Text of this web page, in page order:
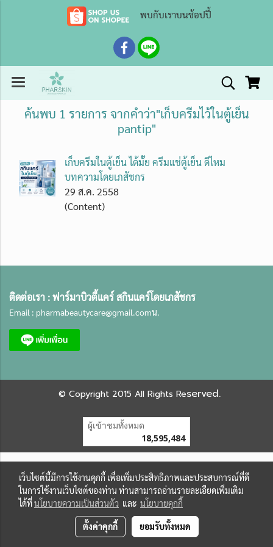
พบกับเราบนช้อปปี้
ค้นพบ 1 รายการ จากคำว่า"เก็บครีมไว้ในตู้เย็น
pantip"
เก็บครีมในตู้เย็น ได้มั้ย ครีมแช่ตู้เย็น ดีไหม
บทความโดยเภสัชกร
29 ส.ค. 2558
(Content)
ติดต่อเรา :ฟาร์มาบิวตี้แคร์ สกินแคร์โดยเภสัชกร
Email : pharmabeautycare@gmail.comน.
© Copyright 2015 All Rights Reserved.
ผู้เข้าชมทั้งหมด
18,595,484
เว็บไซต์นี้มีการใช้งานคุกกี้ เพื่อเพิ่มประสิทธิภาพและประสบการณ์ที่ดี
ในการใช้งานเว็บไซต์ของท่าน ท่านสามารถอ่านรายละเอียดเพิ่มเติม
ได้ที่นโยบายความเป็นส่วนตัว และ นโยบายคุกกี้
ตั้งค่าคุกกี้ ยอมรับทั้งหมด